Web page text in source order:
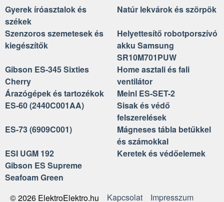
Gyerek íróasztalok és
székek
Natúr lekvárok és szörpök
Szenzoros szemetesek és
kiegészítők
Helyettesítő robotporszívó
akku Samsung
SR10M701PUW
Gibson ES-345 Sixties
Cherry
Home asztali és fali
ventilátor
Árazógépek és tartozékok
Meinl ES-SET-2
ES-60 (2440C001AA)
Sisak és védő
felszerelések
ES-73 (6909C001)
Mágneses tábla betűkkel
és számokkal
ESI UGM 192
Keretek és védőelemek
Gibson ES Supreme
Seafoam Green
© 2026 ElektroElektro.hu
Kapcsolat
Impresszum